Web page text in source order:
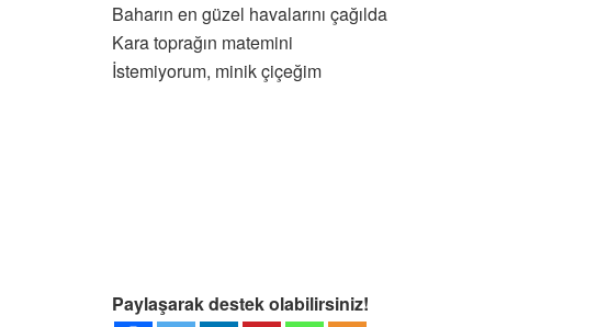
Baharın en güzel havalarını çağılda
Kara toprağın matemini
İstemiyorum, minik çiçeğim
Paylaşarak destek olabilirsiniz!